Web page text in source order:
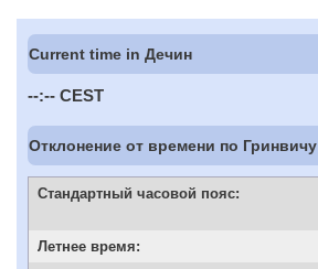
Current time in Дечин
--:-- CEST
Отклонение от времени по Гринвичу
Стандартный часовой пояс:
Летнее время: